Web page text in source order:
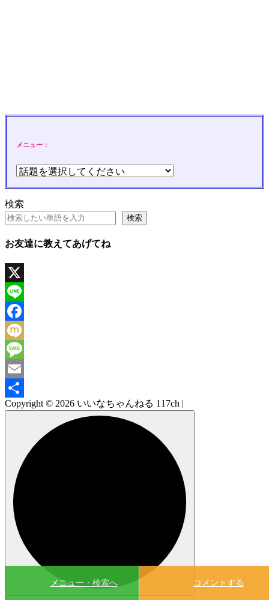
メニュー：
検索
検索
お友達に教えてあげてね
X
Line
Facebook
Mixi
Message
Email
共
Copyright © 2026 いいなちゃんねる 117ch |
メニュー・検索へ コメントする